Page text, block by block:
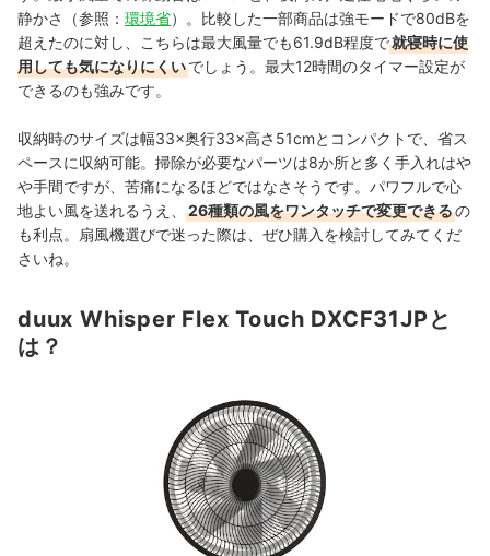
静かさ（参照： 環境省）。比較した一部商品は強モードで80dBを
超えたのに対し、こちらは最大風量でも61.9dB程度で就寝時に使
用しても気になりにくいでしょう。最大12時間のタイマー設定が
できるのも強みです。
収納時のサイズは幅33×奥行33×高さ51cmとコンパクトで、省ス
ペースに収納可能。掃除が必要なパーツは8か所と多く手入れはや
や手間ですが、苦痛になるほどではなさそうです。パワフルで心
地よい風を送れるうえ、
26種類の風をワンタッチで変更できるの
も利点。扇風機選びで迷った際は、ぜひ購入を検討してみてくだ
さいね。
duux Whisper Flex Touch DXCF31JPと
は？